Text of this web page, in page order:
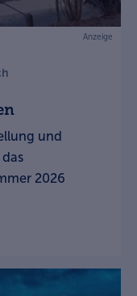
Anzeige
und
2026